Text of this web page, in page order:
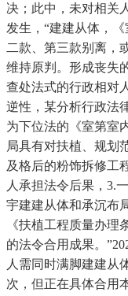
决；此中，未对相关
发生，“建建从体，
二款、第三款别离，
维持原判。形成丧失
查处法式的行政相对
逆性，某分析行政法
为下位法的《室第室
局具有对扶植、规划
及格后的粉饰拆修工
人承担法令后果，3.
宇建建从体和承沉布
《扶植工程质量办理
的法令合用成果。
人需同时满脚建建从
次，但正在具体合用